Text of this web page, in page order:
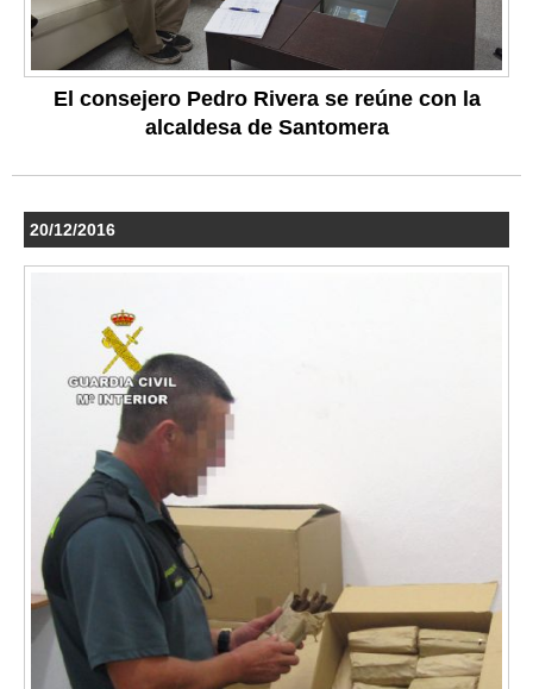
El consejero Pedro Rivera se reúne con la
alcaldesa de Santomera
20/12/2016